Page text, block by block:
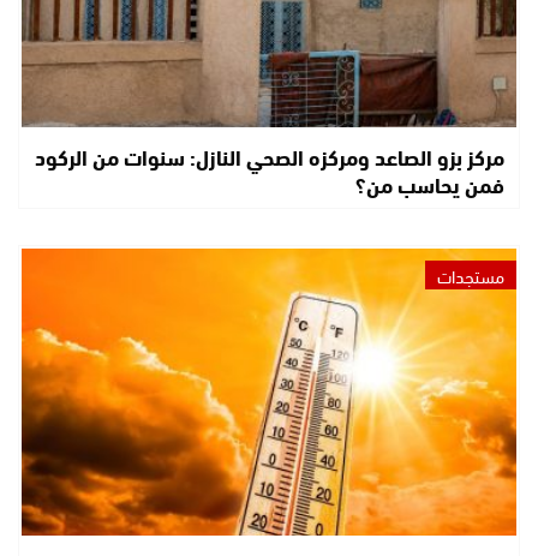
مركز بزو الصاعد ومركزه الصحي النازل: سنوات من الركود
فمن يحاسب من؟
مستجدات